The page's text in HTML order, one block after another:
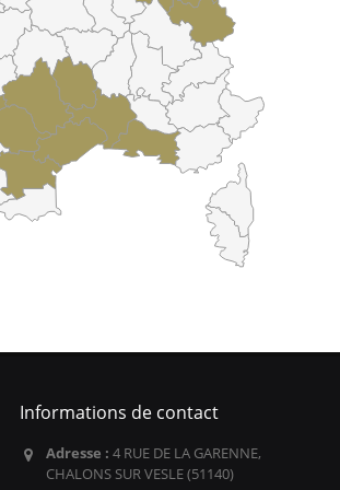
Informations de contact
Adresse : 4 RUE DE LA GARENNE,
CHALONS SUR VESLE (51140)